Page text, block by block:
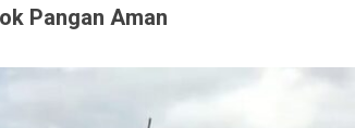
Pangan Aman